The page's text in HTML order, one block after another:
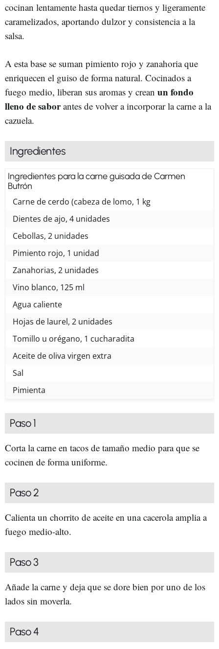
cocinan lentamente hasta quedar tiernos y ligeramente
caramelizados, aportando dulzor y consistencia a la
salsa.
A esta base se suman pimiento rojo y zanahoria que
enriquecen el guiso de forma natural. Cocinados a
fuego medio, liberan sus aromas y crean un fondo
lleno de saborantes de volver a incorporar la carne a la
cazuela.
Ingredientes
Ingredientes para la carne guisada de Carmen
Butrón
Carne de cerdo (cabeza de lomo, 1 kg
Dientes de ajo, 4 unidades
Cebollas, 2 unidades
Pimiento rojo, 1 unidad
Zanahorias, 2 unidades
Vino blanco, 125 ml
Agua caliente
Hojas de laurel, 2 unidades
Tomillo u orégano, 1 cucharadita
Aceite de oliva virgen extra
Sal
Pimienta
Paso 1
Corta la carne en tacos de tamaño medio para que se
cocinen de forma uniforme.
Paso 2
Calienta un chorrito de aceite en una cacerola amplia a
fuego medio-alto.
Paso 3
Añade la carne y deja que se dore bien por uno de los
lados sin moverla.
Paso 4